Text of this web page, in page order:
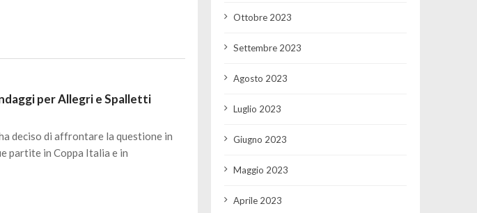
per Allegri e Spalletti
deciso di affrontare la questione in
partite in Coppa Italia e in
Ottobre 2023
Settembre 2023
Agosto 2023
Luglio 2023
Giugno 2023
Maggio 2023
Aprile 2023